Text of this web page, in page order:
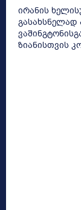
ირანის
გასახსნელად
ზიანისთვის